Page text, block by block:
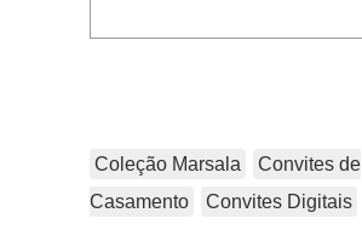
Coleção Marsala
Convites de
Casamento
Convites Digitais